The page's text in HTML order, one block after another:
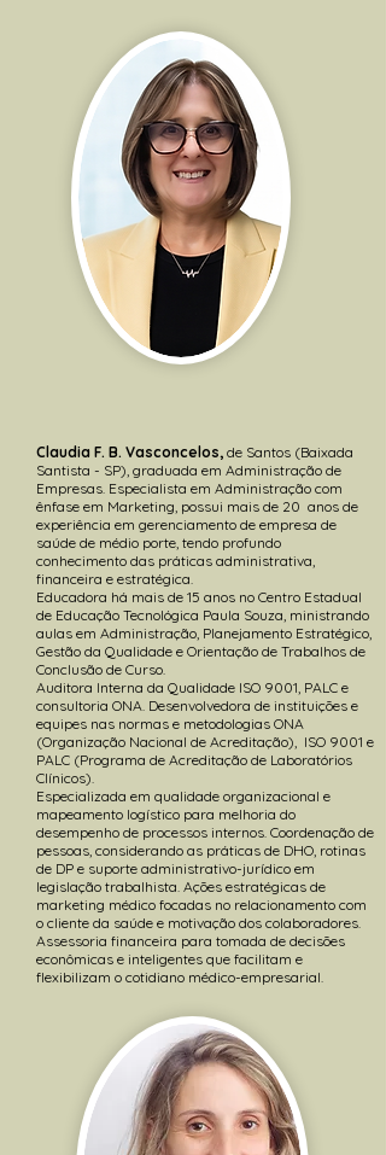
Claudia F. B. Vasconcelos, de Santos (Baixada
Santista - SP), graduada em Administração de
Empresas. Especialista em Administração com
ênfase em Marketing, possui mais de 20 anos de
experiência em gerenciamento de empresa de
saúde de médio porte, tendo profundo
conhecimento das práticas administrativa,
financeira e estratégica.
Educadora há mais de 15 anos no Centro Estadual
de Educação Tecnológica Paula Souza, ministrando
aulas em Administração, Planejamento Estratégico,
Gestão da Qualidade e Orientação de Trabalhos de
Conclusão de Curso.
Auditora Interna da Qualidade ISO 9001, PALC e
consultoria ONA. Desenvolvedora de instituições e
equipes nas normas e metodologias ONA
(Organização Nacional de Acreditação),
ISO 9001 e
PALC (Programa de Acreditação de Laboratórios
Clínicos).
Especializada em qualidade organizacional e
mapeamento logístico para melhoria do
desempenho de processos internos. Coordenação de
pessoas, considerando as práticas de DHO, rotinas
de DP e suporte administrativo-jurídico em
legislação trabalhista. Ações estratégicas de
marketing médico focadas no relacionamento com
o cliente da saúde e motivação dos colaboradores.
Assessoria financeira para tomada de decisões
econômicas e inteligentes que facilitam e
flexibilizam o cotidiano médico-empresarial.